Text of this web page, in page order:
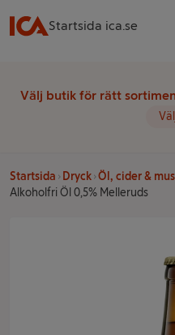
Startsida ica.se
Välj butik för rätt
Startsida Dryck Öl, cider &
Alkoholfri Öl 0,5% Melleruds